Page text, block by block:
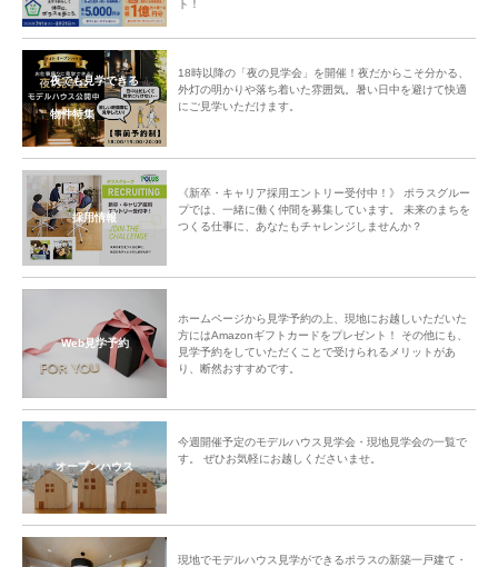
ト！
夜でも見学できる
物件特集
18時以降の「夜の見学会」を開催！夜だからこそ分かる、
外灯の明かりや落ち着いた雰囲気。暑い日中を避けて快適
にご見学いただけます。
採用情報
《新卒・キャリア採用エントリー受付中！》 ポラスグルー
プでは、一緒に働く仲間を募集しています。 未来のまちを
つくる仕事に、あなたもチャレンジしませんか？
Web見学予約
ホームページから見学予約の上、現地にお越しいただいた
方にはAmazonギフトカードをプレゼント！ その他にも、
見学予約をしていただくことで受けられるメリットがあ
り、断然おすすめです。
オープンハウス
今週開催予定のモデルハウス見学会・現地見学会の一覧で
す。 ぜひお気軽にお越しくださいませ。
現地でモデルハウス見学ができるポラスの新築一戸建て・